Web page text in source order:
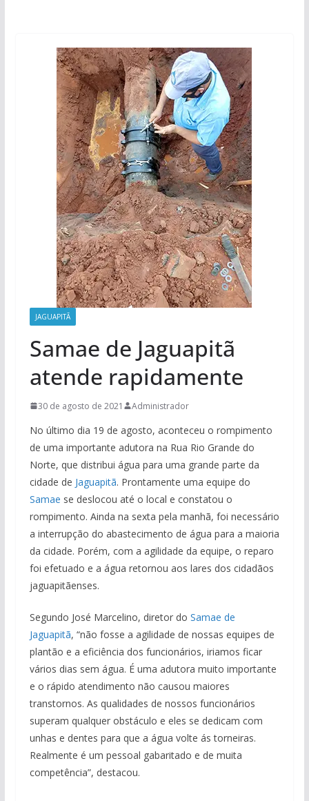
JAGUAPITÃ
Samae de Jaguapitã
atende rapidamente
30 de agosto de 2021 Administrador
No último dia 19 de agosto, aconteceu o rompimento
de uma importante adutora na Rua Rio Grande do
Norte, que distribui água para uma grande parte da
cidade de Jaguapitã. Prontamente uma equipe do
Samae se deslocou até o local e constatou o
rompimento. Ainda na sexta pela manhã, foi necessário
a interrupção do abastecimento de água para a maioria
da cidade. Porém, com a agilidade da equipe, o reparo
foi efetuado e a água retornou aos lares dos cidadãos
jaguapitãenses.
Segundo José Marcelino, diretor do Samae de
Jaguapitã, “não fosse a agilidade de nossas equipes de
plantão e a eficiência dos funcionários, iriamos ficar
vários dias sem água. É uma adutora muito importante
e o rápido atendimento não causou maiores
transtornos. As qualidades de nossos funcionários
superam qualquer obstáculo e eles se dedicam com
unhas e dentes para que a água volte ás torneiras.
Realmente é um pessoal gabaritado e de muita
competência”, destacou.